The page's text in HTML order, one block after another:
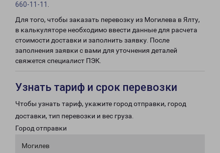
660-11-11
Для того, чтобы заказать перевозку из Могилева в Ялту,
в калькуляторе необходимо ввести данные для расчета
стоимости доставки и заполнить заявку. После
заполнения заявки с вами для уточнения деталей
свяжется специалист ПЭК.
Узнать тариф и срок перевозки
Чтобы узнать тариф, укажите город отправки, город
доставки, тип перевозки и вес груза.
Город отправки
Могилев